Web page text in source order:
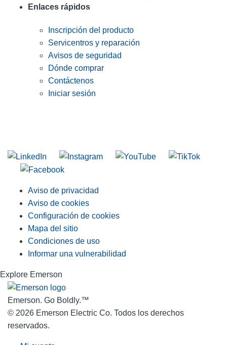
Enlaces rápidos
Inscripción del producto
Servicentros y reparación
Avisos de seguridad
Dónde comprar
Contáctenos
Iniciar sesión
Aviso de privacidad
Aviso de cookies
Configuración de cookies
Mapa del sitio
Condiciones de uso
Informar una vulnerabilidad
Explore Emerson
Emerson. Go Boldly.™
© 2026 Emerson Electric Co. Todos los derechos
reservados.